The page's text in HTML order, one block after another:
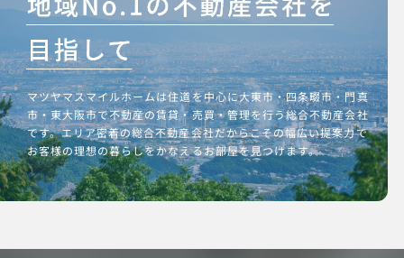
マツヤマスマイルホームは住道を中心に大東市・四条畷市・門真
市・東大阪市で不動産の賃貸・売買・管理を行う総合不動産会社
です。エリア密着の総合不動産会社だからこその幅広い提案力で
お客様の理想の暮らしをかなえるお部屋を見つけます。